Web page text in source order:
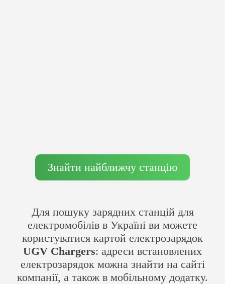
Для пошуку зарядних станцій для
електромобілів в Україні ви можете
користуватися картой електрозарядок
UGV Chargers: адреси встановлених
електрозарядок можна знайти на сайті
компанії, а також в мобільному додатку.
Знайти найближчу станцію